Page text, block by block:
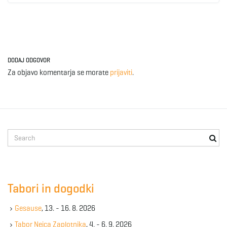
DODAJ ODGOVOR
Za objavo komentarja se morate prijaviti.
e
e
y
Tabori in dogodki
Gesause, 13. - 16. 8. 2026
Tabor Nejca Zaplotnika, 4. - 6. 9. 2026